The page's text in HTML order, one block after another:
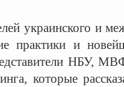
украинского и
практики и
НБУ,
которые